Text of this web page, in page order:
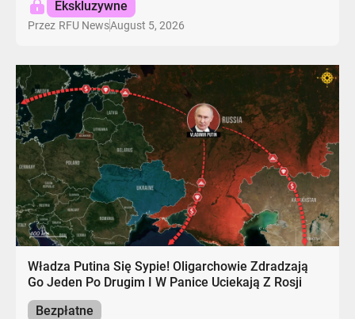
Ekskluzywne
Przez RFU NewsAugust 5, 2026
Władza Putina Się Sypie! Oligarchowie Zdradzają
Go Jeden Po Drugim I W Panice Uciekają Z Rosji
Bezpłatne